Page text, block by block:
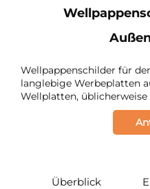
Wellpappenschilder für
langlebige Werbeplatten
Wellplatten,
Überblick